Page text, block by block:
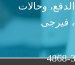
وحالات
فيرجى